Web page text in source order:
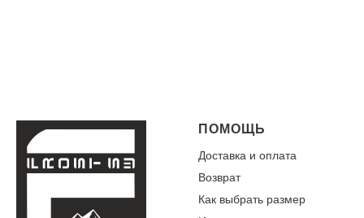
ПОМОЩЬ
Доставка и оплата
Возврат
Как выбрать размер